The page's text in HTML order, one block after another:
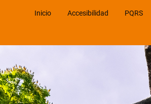
Inicio Accesibilidad PQRS